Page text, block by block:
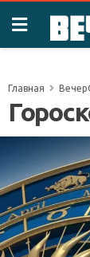
Главная